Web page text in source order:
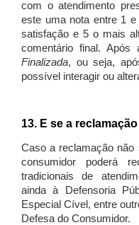
com o atendimento
este uma nota entre 1
satisfação e 5 o mais
comentário final.
Finalizada, ou seja,
possível interagir ou
13. E se a
Caso a reclamação não
consumidor poderá
tradicionais de
ainda à Defensoria
Especial Cível, entre
Defesa do Consumidor.